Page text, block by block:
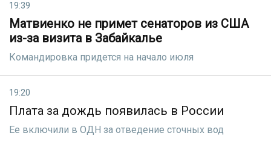
19:39
Матвиенко не примет сенаторов из США
из-за визита в Забайкалье
Командировка придется на начало июля
19:20
Плата за дождь появилась в России
Ее включили в ОДН за отведение сточных вод